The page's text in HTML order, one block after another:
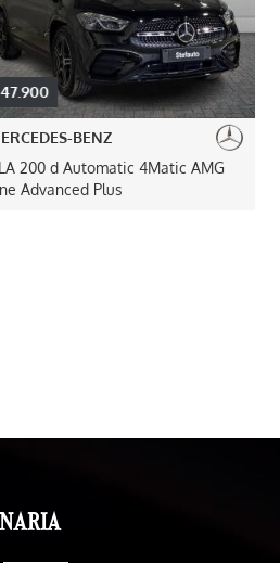
BENZ
200 d Automatic 4Matic AMG
Advanced Plus